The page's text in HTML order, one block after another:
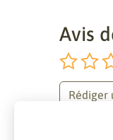
Avis
Rédiger